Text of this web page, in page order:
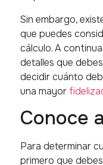
Sin embargo,
que puedes
cálculo. A
detalles que
decidir cuánto
una mayor
Conoce
Para determinar
primero que